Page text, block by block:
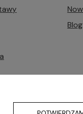
Blog